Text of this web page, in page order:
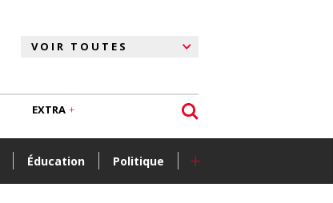
Éducation Politique +
EXTRA